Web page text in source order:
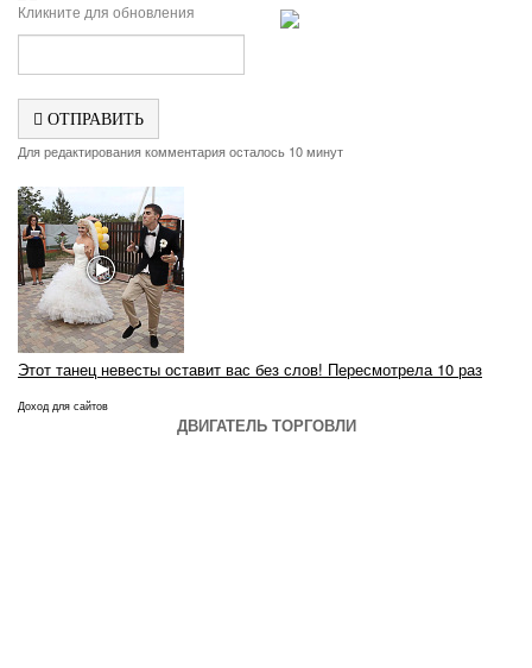
Кликните для обновления
ОТПРАВИТЬ
Для редактирования комментария осталось 10 минут
Этот танец невесты оставит вас без слов! Пересмотрела 10 раз
Доход для сайтов
ДВИГАТЕЛЬ ТОРГОВЛИ